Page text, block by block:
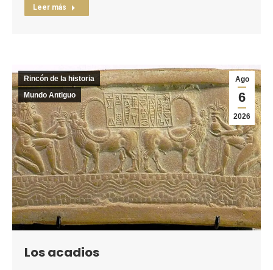
Leer más
Ago
6
2026
Rincón de la historia
Mundo Antiguo
Los acadios